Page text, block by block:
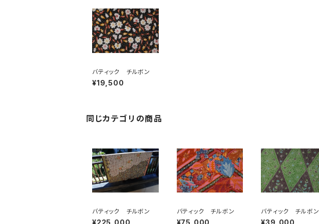
バティック チルボン
¥19,500
同じカテゴリの商品
バティック チルボン バティック チルボン バティック チルボン